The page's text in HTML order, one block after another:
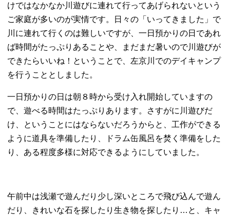
けではなかなか川遊びに連れて行ってあげられないという
ご家庭が多いのが実情です。日々の「いってきました」で
川に連れて行くのは難しいですが、一日預かりの日であれ
ば時間がたっぷりあることや、まだまだ暑いので川遊びが
できたらいいね！ということで、左京川でのデイキャンプ
を行うこととしました。
一日預かりの日は朝８時から受け入れ開始していますの
で、遊べる時間はたっぷりあります。さすがに川遊びだ
け、ということにはならないだろうからと、工作ができる
ように道具を準備したり、ドラム缶風呂を焚く準備をした
り、ある程度多様に対応できるようにしていました。
午前中は浅瀬で遊んだり少し深いところで飛び込んで遊ん
だり、きれいな石を探したり生き物を探したり…と、キャ